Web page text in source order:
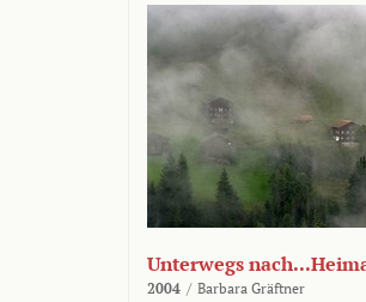
Unterwegs
2004 / Barbara Gräftner